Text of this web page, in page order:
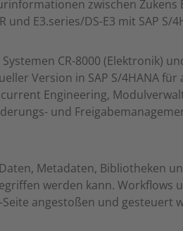
zwischen Zukens
E3.series/DS-E3 mit SAP S/
CR-8000 (Elektronik)
Version in SAP S/4HANA für
Engineering,
und
Metadaten, Bibliotheken
werden kann. Workflows
angestoßen und gesteuert